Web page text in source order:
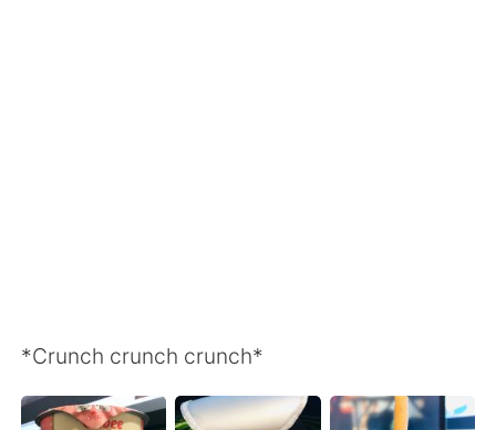
*Crunch crunch crunch*